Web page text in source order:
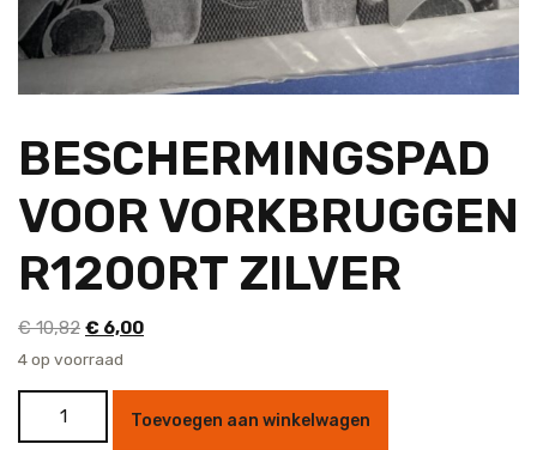
BESCHERMINGSPAD
VOOR VORKBRUGGEN
R1200RT ZILVER
€10,82 Oorspronkelijke
prijs
€ 6,00Huidige
4 op voorraad
ZILVER aantal Toevoegen aan winkelwagen